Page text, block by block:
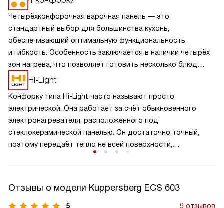
Четырёхконфорочная варочная панель — это
стандартный выбор для большинства кухонь,
обеспечивающий оптимальную функциональность
и гибкость. Особенность заключается в наличии четырёх
зон нагрева, что позволяет готовить несколько блюд
одновременно, экономя время и усилия. Разнообразие
размеров и мощностей конфорок подходит для
различных кулинарных задач, от быстрого кипячения
до медленного тушения. Такая панель обеспечивает
равномерное распределение тепла и удобное
расположение посуды, что делает её идеальной для
семейного использования.
Hi-Light
Конфорку типа Hi-Light часто называют просто
электрической. Она работает за счёт обыкновенного
электронагревателя, расположенного под
стеклокерамической панелью. Он достаточно точный,
поэтому передаёт тепло не всей поверхности,
Отзывы о модели Kuppersberg ECS 603
5 9 отзывов